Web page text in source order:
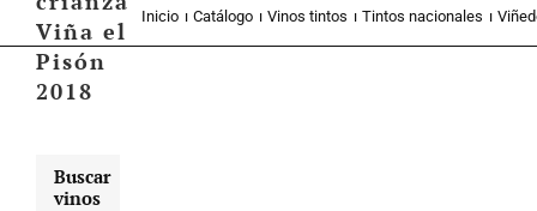
Viña el
Pisón
2018
Inicio Catálogo Vinos tintos Tintos nacionales
Buscar
vinos